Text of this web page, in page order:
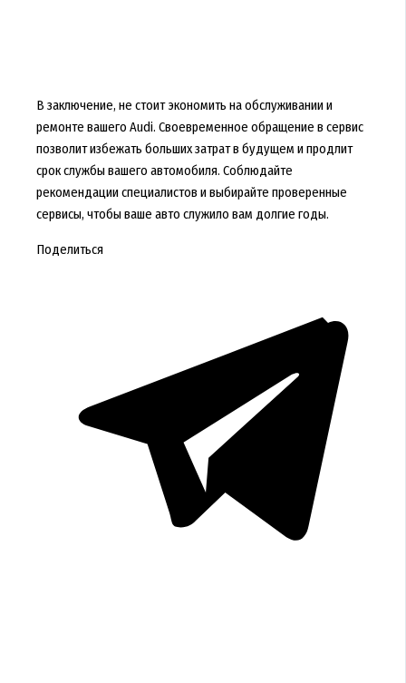
В заключение, не стоит экономить на обслуживании и
ремонте вашего Audi. Своевременное обращение в сервис
позволит избежать больших затрат в будущем и продлит
срок службы вашего автомобиля. Соблюдайте
рекомендации специалистов и выбирайте проверенные
сервисы, чтобы ваше авто служило вам долгие годы.
Поделиться